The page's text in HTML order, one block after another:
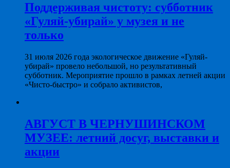
Поддерживая чистоту: субботник
«Гуляй-убирай» у музея и не
только
31 июля 2026 года экологическое движение «Гуляй-
убирай» провело небольшой, но результативный
субботник. Мероприятие прошло в рамках летней акции
«Чисто-быстро» и собрало активистов,
АВГУСТ В ЧЕРНУШИНСКОМ
МУЗЕЕ: летний досуг, выставки и
акции